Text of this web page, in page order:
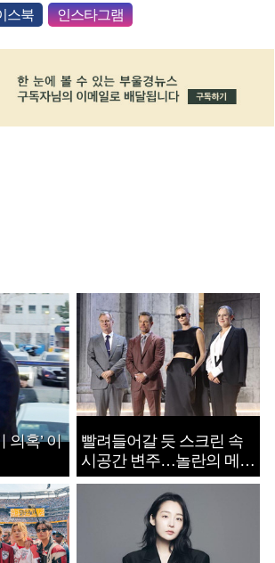
스북 인스타그램
의혹’ 이
빨려들어갈 듯 스크린 속
시공간 변주…놀란의 메시
지는 ‘전쟁 속죄’